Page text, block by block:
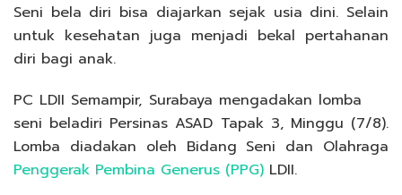
Seni bela diri bisa diajarkan sejak usia dini. Selain
untuk kesehatan juga menjadi bekal pertahanan
diri bagi anak.
PC LDII Semampir, Surabaya mengadakan lomba
seni beladiri Persinas ASAD Tapak 3, Minggu (7/8).
Lomba diadakan oleh Bidang Seni dan Olahraga
Penggerak Pembina Generus (PPG) LDII.